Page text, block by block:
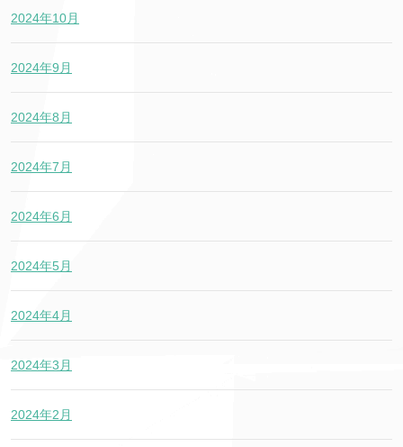
2024年10月
2024年9月
2024年8月
2024年7月
2024年6月
2024年5月
2024年4月
2024年3月
2024年2月